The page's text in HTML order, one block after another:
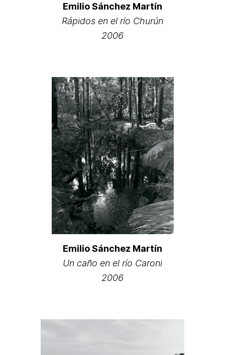
Emilio Sánchez Martín
Rápidos en el río Churún
2006
Emilio Sánchez Martín
Un caño en el río Caroni
2006